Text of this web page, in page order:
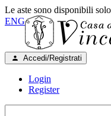
Le aste sono disponibili
ENG
Accedi/Registrati
Login
Register